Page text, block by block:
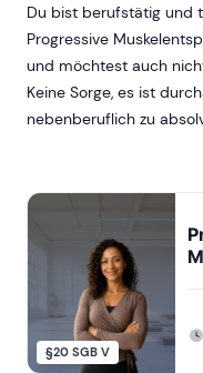
Du bist berufstätig und
Progressive
und möchtest auch
Keine Sorge, es ist
nebenberuflich zu
§20 SGB V